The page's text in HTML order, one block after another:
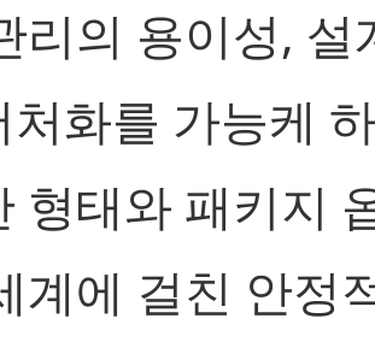
리의 용이성, 설
처화를 가능케
형태와 패키지
계에 걸친 안정